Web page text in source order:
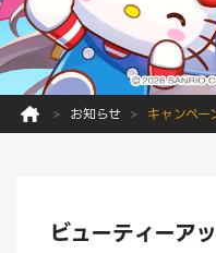
お知らせ キャンペー
ビューティーア